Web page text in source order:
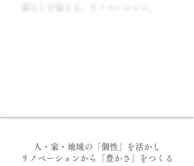
暮らしを整える、リノベーション。
人・家・地域の「個性」を活かし
リノベーションから「豊かさ」をつくる